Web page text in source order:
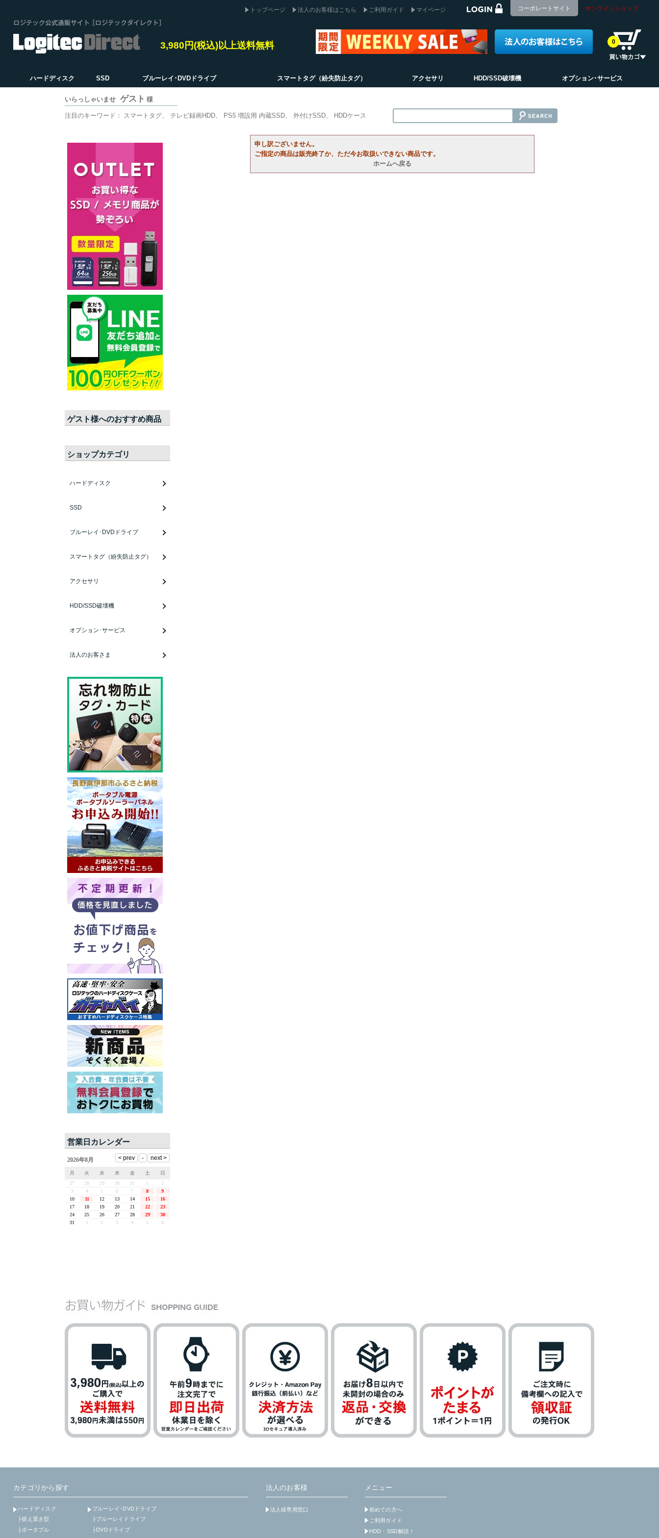
トップページ 法人のお客様はこちら ご利用ガイド マイページ コーポレートサイト オンラインショップ
3,980円(税込)以上送料無料 0
ハードディスク SSD ブルーレイ･DVDドライブ スマートタグ（紛失防止タグ） アクセサリ HDD/SSD破壊機 オプション･サービス
いらっしゃいませ ゲスト 様
注目のキーワード： スマートタグ テレビ録画HDD PS5 増設用 内蔵SSD 外付けSSD HDDケース
申し訳ございません。
ご指定の商品は販売終了か、ただ今お取扱いできない商品です。
ホームへ戻る
ゲスト様へのおすすめ商品
ショップカテゴリ
ハードディスク
SSD
ブルーレイ･DVDドライブ
スマートタグ（紛失防止タグ）
アクセサリ
HDD/SSD破壊機
オプション･サービス
法人のお客さま
営業日カレンダー
カテゴリから探す
ハードディスク
├据え置き型
├ポータブル
ブルーレイ･DVDドライブ
├ブルーレイドライブ
├DVDドライブ
法人のお客様
法人様専用窓口
メニュー
初めての方へ
ご利用ガイド
HDD・SSD解説！